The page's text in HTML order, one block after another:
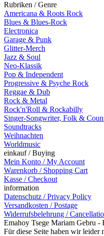
Rubriken / Genre
Americana & Roots Rock
Blues & Blues-Rock
Electronica
Garage & Punk
Glitter-Merch
Jazz & Soul
Neo-Klassik
Pop & Independent
Progressive & Psyche Rock
Reggae & Dub
Rock & Metal
Rock'n'Roll & Rockabilly
Singer-Songwriter, Folk &
Soundtracks
Weihnachten
Worldmusic
einkauf / Buying
Mein Konto / My Account
Warenkorb / Shopping Cart
Kasse / Checkout
information
Datenschutz / Privacy Policy
Versandkosten / Postage
Widerrufsbelehrung /
Emahoy Tsege Mariam Gebru -
Für diese Seite haben wir leider